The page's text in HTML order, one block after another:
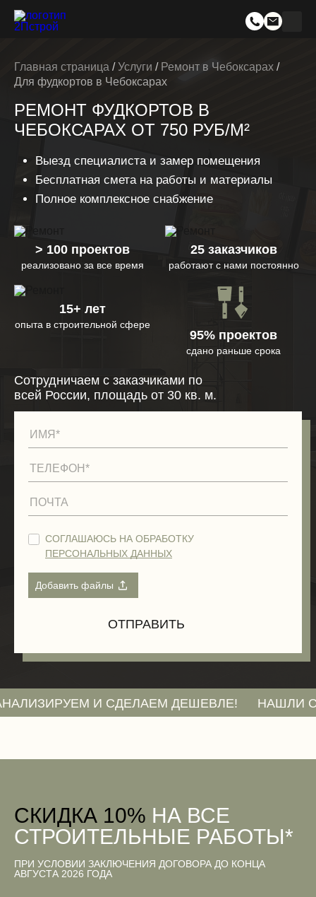
Главная страница /Услуги / Ремонт в Чебоксарах /
Для фудкортов в Чебоксарах
РЕМОНТ ФУДКОРТОВ В
ЧЕБОКСАРАХ ОТ 750 РУБ/М²
Выезд специалиста и замер помещения
Бесплатная смета на работы и материалы
Полное комплексное снабжение
> 100 проектов
реализовано за все время
25 заказчиков
работают с нами постоянно
15+ лет
опыта в строительной сфере
95% проектов
сдано раньше срока
Сотрудничаем с заказчиками по
всей России, площадь от 30 кв. м.
СОГЛАШАЮСЬ НА ОБРАБОТКУ
ПЕРСОНАЛЬНЫХ ДАННЫХ
И СДЕЛАЕМ ДЕШЕВЛЕ! НАШЛИ СМЕТУ
CКИДКА 10% НА ВСЕ
СТРОИТЕЛЬНЫЕ РАБОТЫ*
ПРИ УСЛОВИИ ЗАКЛЮЧЕНИЯ ДОГОВОРА ДО КОНЦА
АВГУСТА 2026 ГОДА